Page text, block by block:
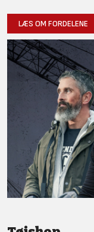
LÆS OM FORDELENE